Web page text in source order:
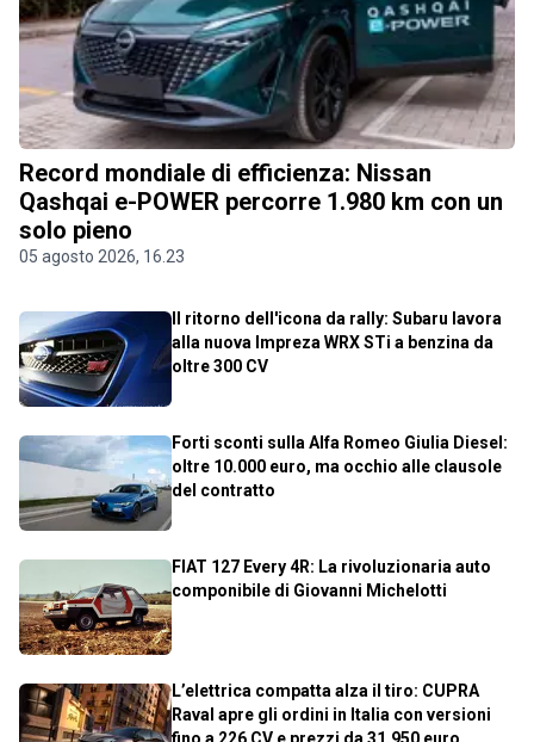
Record mondiale di efficienza: Nissan
Qashqai e-POWER percorre 1.980 km con un
solo pieno
05 agosto 2026, 16.23
Il ritorno dell'icona da rally: Subaru lavora
alla nuova Impreza WRX STi a benzina da
oltre 300 CV
Forti sconti sulla Alfa Romeo Giulia Diesel:
oltre 10.000 euro, ma occhio alle clausole
del contratto
FIAT 127 Every 4R: La rivoluzionaria auto
componibile di Giovanni Michelotti
L’elettrica compatta alza il tiro: CUPRA
Raval apre gli ordini in Italia con versioni